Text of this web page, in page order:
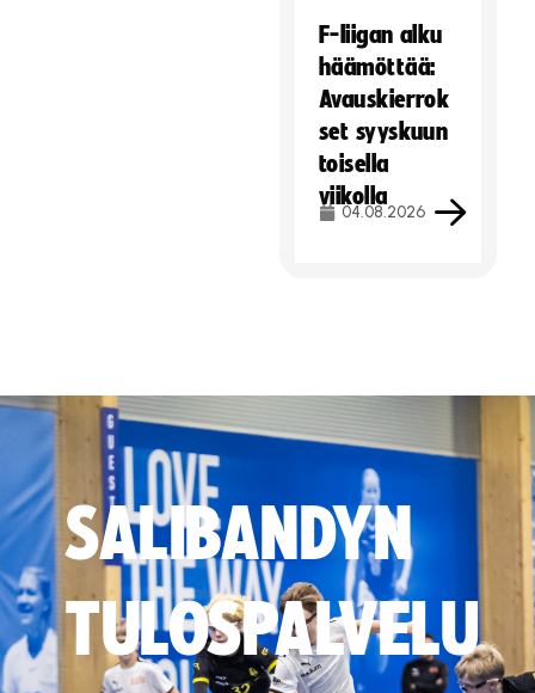
F-liigan alku
häämöttää:
Avauskierrok
set syyskuun
toisella
viikolla
04.08.2026
SALIBANDYN
TULOSPALVELU